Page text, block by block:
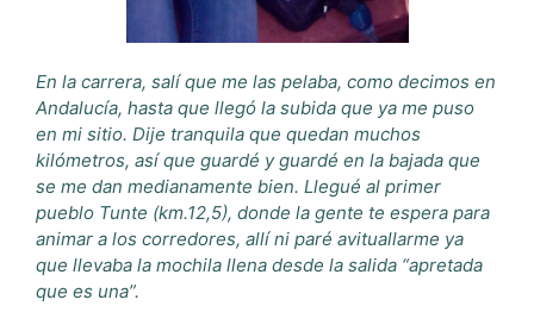
En la carrera, salí que me las pelaba, como decimos en
Andalucía, hasta que llegó la subida que ya me puso
en mi sitio. Dije tranquila que quedan muchos
kilómetros, así que guardé y guardé en la bajada que
se me dan medianamente bien. Llegué al primer
pueblo Tunte (km.12,5), donde la gente te espera para
animar a los corredores, allí ni paré avituallarme ya
que llevaba la mochila llena desde la salida “apretada
que es una”.